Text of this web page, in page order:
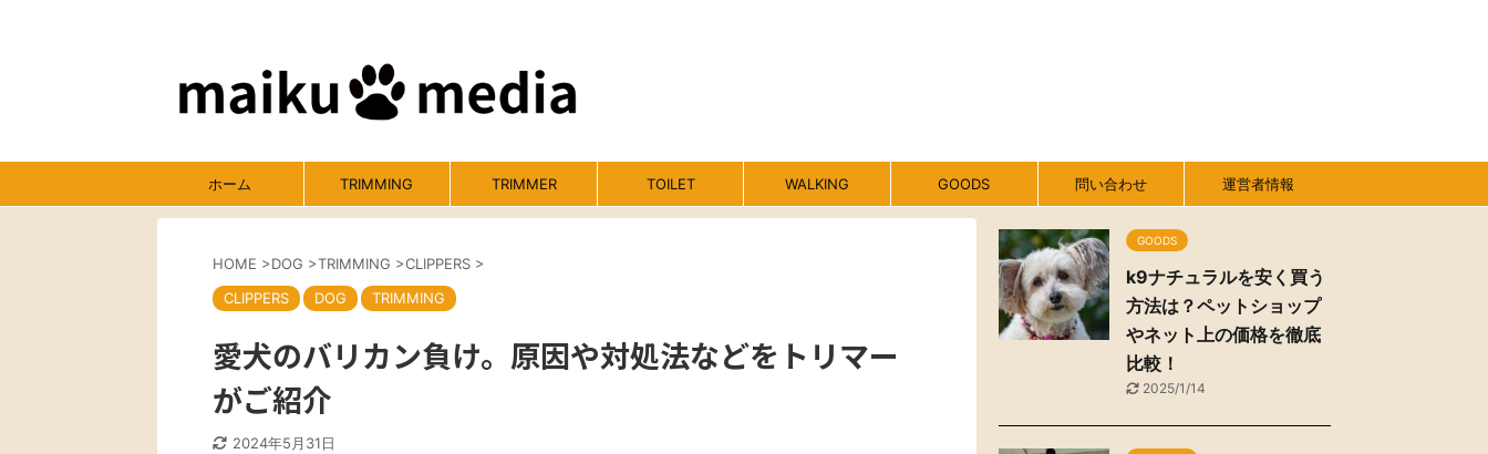
ホーム TRIMMING TRIMMER TOILET WALKING GOODS 問い合わせ 運営者情報
HOME >DOG >TRIMMING >CLIPPERS >
CLIPPERS
DOG TRIMMING
愛犬のバリカン負け。原因や対処法などをトリマー
がご紹介
2024年5月31日
GOODS
k9ナチュラルを安く買う
方法は？ペットショップ
やネット上の価格を徹底
比較！
2025/1/14